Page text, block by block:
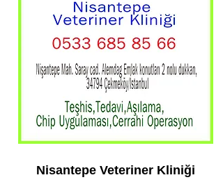
Nisantepe Veteriner Kliniği